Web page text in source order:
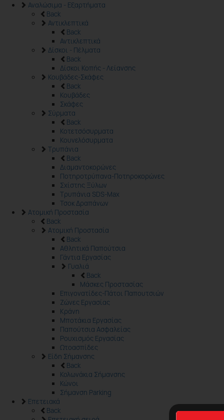
Αναλώσιμα - Εξαρτήματα
Back
Αντικλεπτικά
Back
Αντικλεπτικά
Δίσκοι - Πέλματα
Back
Δίσκοι Κοπής - Λείανσης
Κουβάδες-Σκάφες
Back
Κουβάδες
Σκάφες
Σύρματα
Back
Κοτετσόσυρματα
Κουνελόσυρματα
Τρυπάνια
Back
Διαμαντοκορώνες
Ποτηροτρύπανα-Ποτηροκορώνες
Σχίστης Ξύλων
Τρυπάνια SDS-Max
Τσοκ Δραπάνων
Ατομική Προστασία
Back
Ατομική Προστασία
Back
Αθλητικά Παπούτσια
Γάντια Εργασίας
Γυαλιά
Back
Μάσκες Προστασίας
Επιγονατίδες-Πάτοι Παπουτσιών
Ζώνες Εργασίας
Κράνη
Μποτάκια Εργασίας
Παπούτσια Ασφαλείας
Ρουχισμός Εργασίας
Ωτοασπίδες
Είδη Σήμανσης
Back
Κολωνάκια Σήμανσης
Κώνοι
Σήμανση Parking
Επετειακά
Back